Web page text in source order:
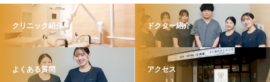
クリニック紹介 ドクター紹介
よくある質問 アクセス